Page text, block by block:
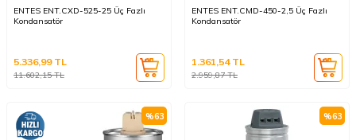
ENTES ENT.CXD-525-25 Üç Fazlı
Kondansatör
11.602,15TL
5.336,99TL
ENTES ENT.CMD-450-2,5 Üç Fazlı
Kondansatör
2.959,87TL
1.361,54TL
%63 %63